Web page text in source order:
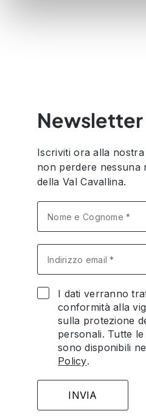
Newsletter
Iscriviti ora alla
non perdere nessuna
della Val Cavallina.
I dati verranno
conformità alla
sulla protezione
personali. Tutte
sono disponibili
Policy.